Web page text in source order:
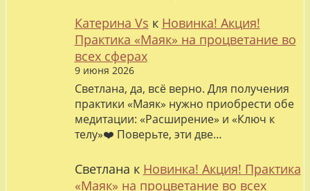
Катерина Vs к Новинка! Акция!
Практика «Маяк» на процветание во
всех сферах
9 июня 2026
Светлана, да, всё верно. Для получения
практики «Маяк» нужно приобрести обе
медитации: «Расширение» и «Ключ к
телу»❤️ Поверьте, эти две…
Светлана к Новинка! Акция! Практика
«Маяк» на процветание во всех